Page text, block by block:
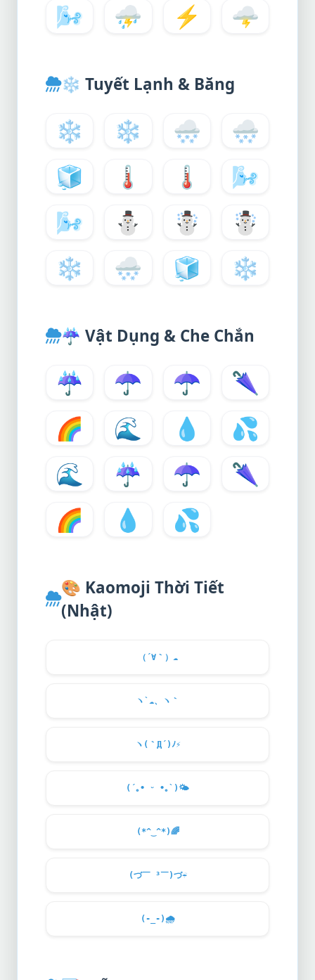
🌬️
⛈️ ⚡ 🌩️
❄️ Tuyết Lạnh & Băng
❄️ ❄ 🌨️
🌨
🧊
🌡️ 🌡
🌬️
🌬
⛄ ☃️
☃
❄️
🌨️ 🧊 ❄️
☔ Vật Dụng & Che Chắn
☔ ☂️ ☂
🌂
🌈
🌊 💧
💦
🌊
☔ ☂️
🌂
🌈
💧 💦
🎨 Kaomoji Thời Tiết
(Nhật)
（´∀｀） ☁️
ヽ`☁️、ヽ｀
ヽ(｀Д´)ﾉ⚡
(´｡• ᵕ •｡`)🌤️
(*^‿^*)🌈
(づ￣ ³￣)づ☔
(-_-) 🌧️